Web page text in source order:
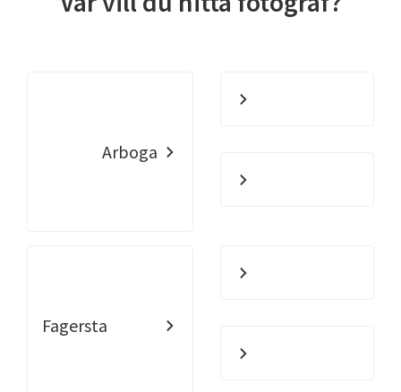
Arboga
Fagersta